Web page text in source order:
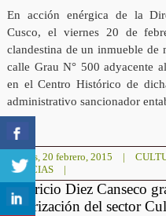
En acción enérgica de la
Cusco, el viernes 20 de
clandestina de un inmueble de
calle Grau N° 500 adyacente
en el Centro Histórico de
administrativo sancionador
viernes, 20 febrero, 2015 |
NOTICIAS
|
Mauricio Diez Canseco
autorización del sector